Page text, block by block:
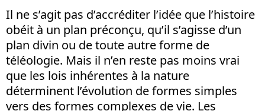
Il ne s’agit pas d’accréditer l’idée que l’histoire
obéit à un plan préconçu, qu’il s’agisse d’un
plan divin ou de toute autre forme de
téléologie. Mais il n’en reste pas moins vrai
que les lois inhérentes à la nature
déterminent l’évolution de formes simples
vers des formes complexes de vie. Les